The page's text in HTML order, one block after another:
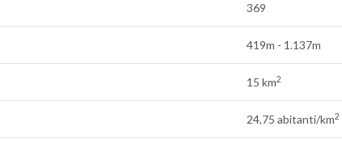
369
419m - 1.137m
15 km2
24,75 abitanti/km2